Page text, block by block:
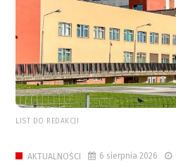
LIST DO REDAKCJI
AKTUALNOŚCI 6 sierpnia 2026